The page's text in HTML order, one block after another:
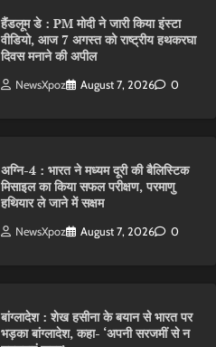
हैंडलूम डे : PM मोदी ने जारी किया इंस्टा
वीडियो, आज 7 अगस्त को राष्ट्रीय हथकरघा
दिवस मनाने की अपील
NewsXpoz August 7, 2026 0
अग्नि-4 : भारत ने मध्यम दूरी की बैलिस्टिक
मिसाइल का किया सफल परीक्षण, परमाणु
हथियार ले जाने में सक्षम
NewsXpoz August 7, 2026 0
बांग्लादेश : शेख हसीना के बयान से भारत पर
भड़का बांग्लादेश, कहा- ‘अपनी सरजमीं से न